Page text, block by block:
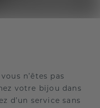
n’êtes pas
votre bijou dans
d’un service sans